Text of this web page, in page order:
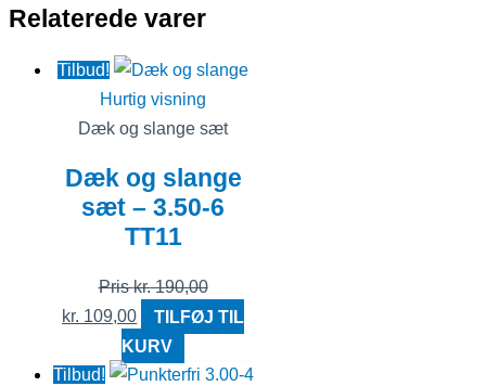
Relaterede varer
Tilbud!
Hurtig visning
Dæk og slange sæt
Dæk og slange
sæt – 3.50-6
TT11
Priskr.190,00
kr. 109,00
TILFØJ TIL
KURV
Tilbud!